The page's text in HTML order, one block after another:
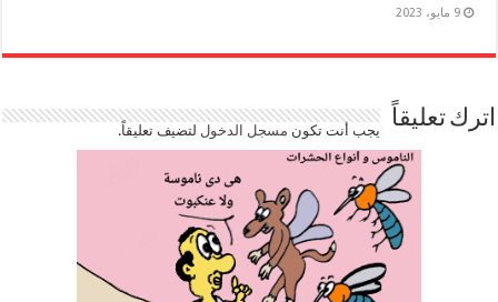
9 مايو، 2023
اترك تعليقاً يجب أنت تكون مسجل الدخوللتضيف تعليقاً.